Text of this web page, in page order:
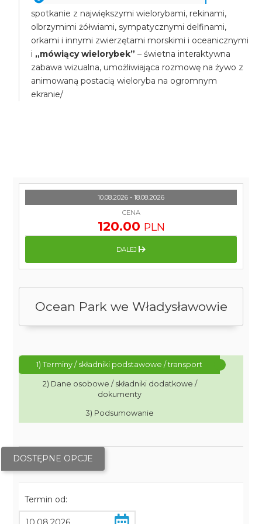
spotkanie z największymi wielorybami, rekinami,
olbrzymimi żółwiami, sympatycznymi delfinami,
orkami i innymi zwierzętami morskimi i oceanicznymi
i „mówiący wielorybek” – świetna interaktywna
zabawa wizualna, umożliwiająca rozmowę na żywo z
animowaną postacią wieloryba na ogromnym
ekranie/
Ocean Park we Władysławowie
1) Terminy / składniki podstawowe / transport
2) Dane osobowe / składniki dodatkowe /
dokumenty
3) Podsumowanie
DOSTĘPNE OPCJE
Termin od:
10.08.2026 - 18.08.2026
CENA
120.00 PLN
DALEJ